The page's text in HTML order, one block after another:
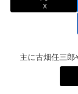
X
主に古畑任三郎